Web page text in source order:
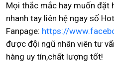
Mọi thắc mắc hay muốn đặt
nhanh tay liên hệ ngay số
Fanpage: https://
được đội ngũ nhân viên tư
hàng uy tín,chất lượng tốt!